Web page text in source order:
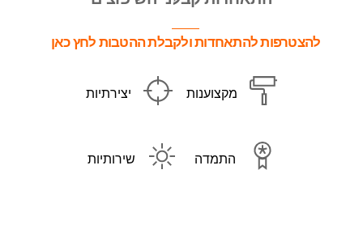
To
Top
להצטרפות להתאחדות ולקבלת ההטבות לחץ כאן
מקצוענות יצירתיות
התמדה שירותיות